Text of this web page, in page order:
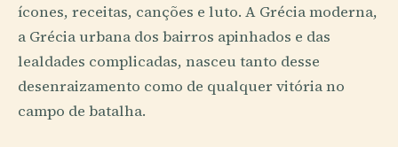
ícones, receitas, canções e luto. A Grécia moderna,
a Grécia urbana dos bairros apinhados e das
lealdades complicadas, nasceu tanto desse
desenraizamento como de qualquer vitória no
campo de batalha.